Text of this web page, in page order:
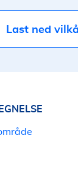
Last ned